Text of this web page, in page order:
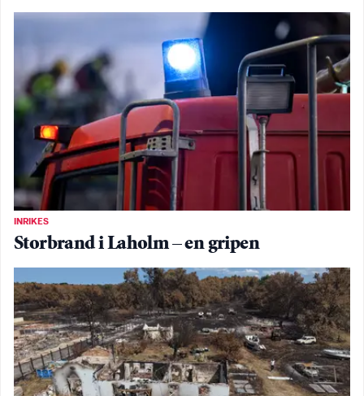
INRIKES
Storbrand i Laholm – en gripen